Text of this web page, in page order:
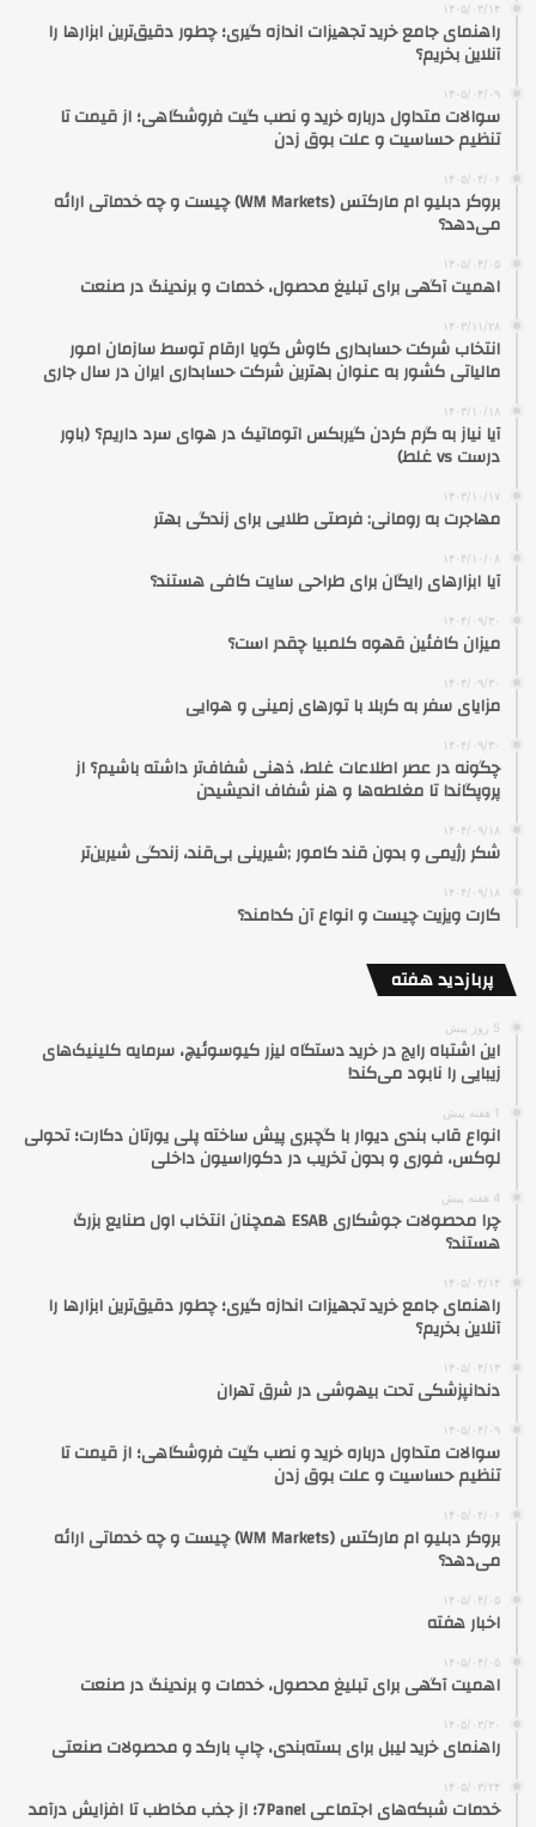
۱۴۰۵/۰۴/۱۴
راهنمای جامع خرید تجهیزات اندازه گیری؛ چطور دقیق‌ترین ابزارها را
آنلاین بخریم؟
۱۴۰۵/۰۴/۰۹
سوالات متداول درباره خرید و نصب گیت فروشگاهی؛ از قیمت تا
تنظیم حساسیت و علت بوق زدن
۱۴۰۵/۰۴/۰۶
بروکر دبلیو ام مارکتس (WM Markets) چیست و چه خدماتی ارائه
می‌دهد؟
۱۴۰۵/۰۴/۰۵
اهمیت آگهی برای تبلیغ محصول، خدمات و برندینگ در صنعت
۱۴۰۳/۱۱/۲۸
انتخاب شرکت حسابداری کاوش گویا ارقام توسط سازمان امور
مالیاتی کشور به عنوان بهترین شرکت حسابداری ایران در سال جاری
۱۴۰۳/۱۰/۱۸
آیا نیاز به گرم کردن گیربکس اتوماتیک در هوای سرد داریم؟ (باور
درست vs غلط)
۱۴۰۳/۱۰/۱۷
مهاجرت به رومانی: فرصتی طلایی برای زندگی بهتر
۱۴۰۴/۱۰/۰۸
آیا ابزارهای رایگان برای طراحی سایت کافی هستند؟
۱۴۰۴/۰۹/۳۰
میزان کافئین قهوه کلمبیا چقدر است؟
۱۴۰۴/۰۹/۳۰
مزایای سفر به کربلا با تورهای زمینی و هوایی
۱۴۰۴/۰۹/۳۰
چگونه در عصر اطلاعات غلط، ذهنی شفاف‌تر داشته باشیم؟ از
پروپگاندا تا مغلطه‌ها و هنر شفاف اندیشیدن
۱۴۰۴/۰۹/۱۸
شکر رژیمی و بدون قند کامور ;شیرینی بی‌قند، زندگی شیرین‌تر
۱۴۰۴/۰۹/۱۸
کارت ویزیت چیست و انواع آن کدامند؟
پربازدید هفته
5 روز پیش
این اشتباه رایج در خرید دستگاه لیزر کیوسوئیچ، سرمایه کلینیک‌های
زیبایی را نابود می‌کند!
1 هفته پیش
انواع قاب بندی دیوار با گچبری پیش ساخته پلی یورتان دکارت؛ تحولی
لوکس، فوری و بدون تخریب در دکوراسیون داخلی
4 هفته پیش
چرا محصولات جوشکاری ESAB همچنان انتخاب اول صنایع بزرگ
هستند؟
۱۴۰۵/۰۴/۱۴
راهنمای جامع خرید تجهیزات اندازه گیری؛ چطور دقیق‌ترین ابزارها را
آنلاین بخریم؟
۱۴۰۵/۰۴/۱۳
دندانپزشکی تحت بیهوشی در شرق تهران
۱۴۰۵/۰۴/۰۹
سوالات متداول درباره خرید و نصب گیت فروشگاهی؛ از قیمت تا
تنظیم حساسیت و علت بوق زدن
۱۴۰۵/۰۴/۰۶
بروکر دبلیو ام مارکتس (WM Markets) چیست و چه خدماتی ارائه
می‌دهد؟
۱۴۰۵/۰۴/۰۵
اخبار هفته
۱۴۰۵/۰۴/۰۵
اهمیت آگهی برای تبلیغ محصول، خدمات و برندینگ در صنعت
۱۴۰۵/۰۳/۳۰
راهنمای خرید لیبل برای بسته‌بندی، چاپ بارکد و محصولات صنعتی
۱۴۰۵/۰۳/۲۴
خدمات شبکه‌های اجتماعی 7Panel؛ از جذب مخاطب تا افزایش درآمد